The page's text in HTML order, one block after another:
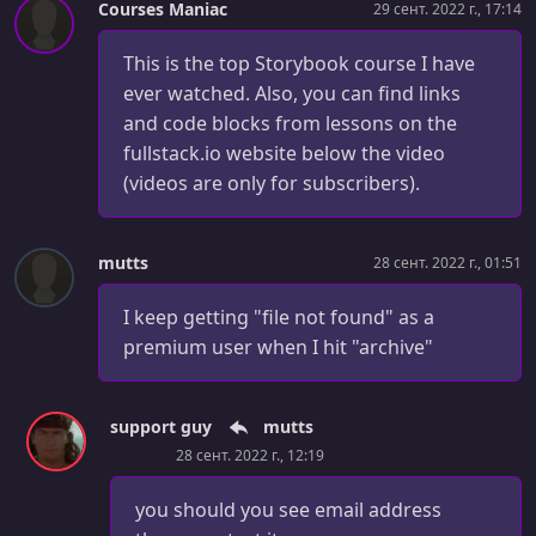
Courses Maniac 29 сент. 2022 г., 17:14
This is the top Storybook course I have
ever watched. Also, you can find links
and code blocks from lessons on the
fullstack.io website below the video
(videos are only for subscribers).
mutts 28 сент. 2022 г., 01:51
I keep getting "file not found" as a
premium user when I hit "archive"
support guy mutts
28 сент. 2022 г., 12:19
you should you see email address